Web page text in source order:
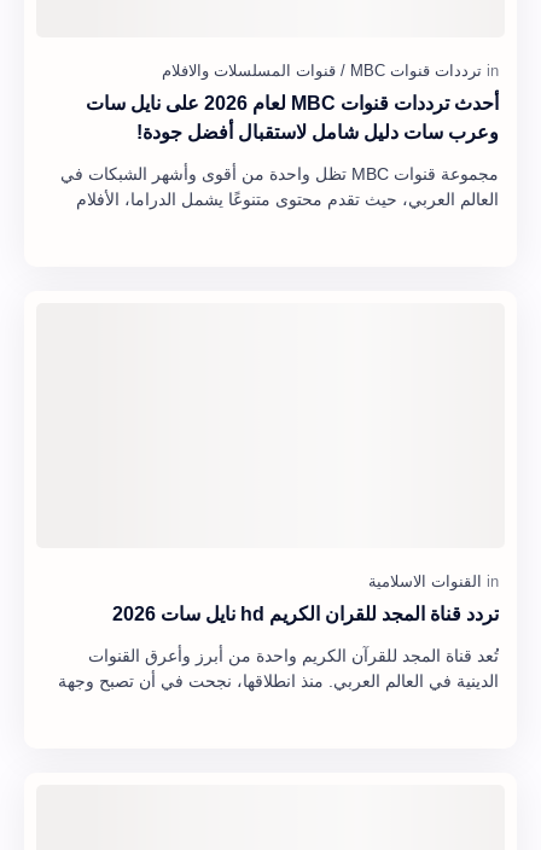
أحدث ترددات قنوات MBC لعام 2026 على نايل سات
وعرب سات دليل شامل لاستقبال أفضل جودة!
مجموعة قنوات MBC تظل واحدة من أقوى وأشهر الشبكات في
العالم العربي، حيث تقدم محتوى متنوعًا يشمل الدراما، الأفلام
تردد قناة المجد للقران الكريم hd نايل سات 2026
تُعد قناة المجد للقرآن الكريم واحدة من أبرز وأعرق القنوات
الدينية في العالم العربي. منذ انطلاقها، نجحت في أن تصبح وجهة